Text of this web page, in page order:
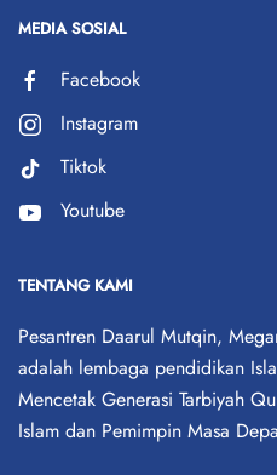
MEDIA SOSIAL
Facebook
Instagram
Tiktok
Youtube
TENTANG KAMI
Pesantren Daarul Mutqin,
adalah lembaga pendidikan
Mencetak Generasi Tarbiyah
Islam dan Pemimpin Masa